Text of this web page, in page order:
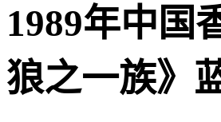
1989年中国
狼之一族》